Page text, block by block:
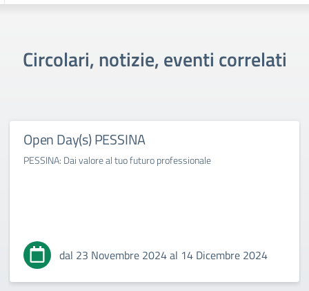
Circolari, notizie, eventi correlati
Open Day(s) PESSINA
PESSINA: Dai valore al tuo futuro professionale
dal 23 Novembre 2024 al 14 Dicembre 2024